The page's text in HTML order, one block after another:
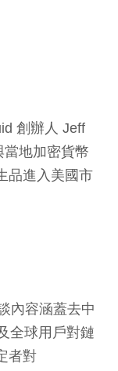
創辦人 Jeff
地加密貨幣
品進入美國市
內容涵蓋去中
全球用戶對鏈
者對